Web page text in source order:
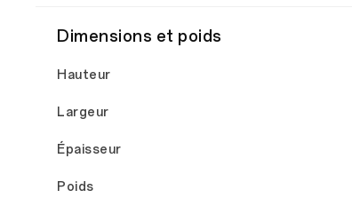
Dimensions et poids
Hauteur
Largeur
Épaisseur
Poids